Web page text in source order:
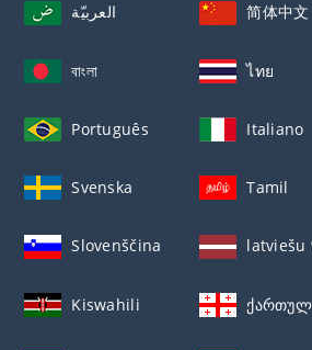
العربيّة 简体中文
বাংলা ไทย
Português Italiano
Svenska Tamil
Slovenščina latviešu
Kiswahili